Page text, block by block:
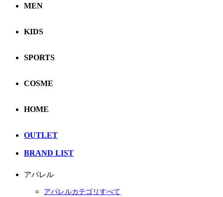
MEN
KIDS
SPORTS
COSME
HOME
OUTLET
BRAND LIST
アパレル
アパレルカテゴリすべて